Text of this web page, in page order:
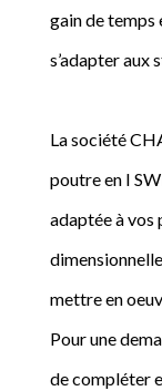
gain de temps
s’adapter aux
La société
poutre en I
adaptée à vos
mettre en
Pour une
de compléter